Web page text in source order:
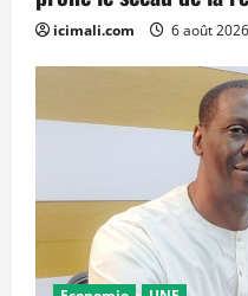
icimali.com 6 août 2026